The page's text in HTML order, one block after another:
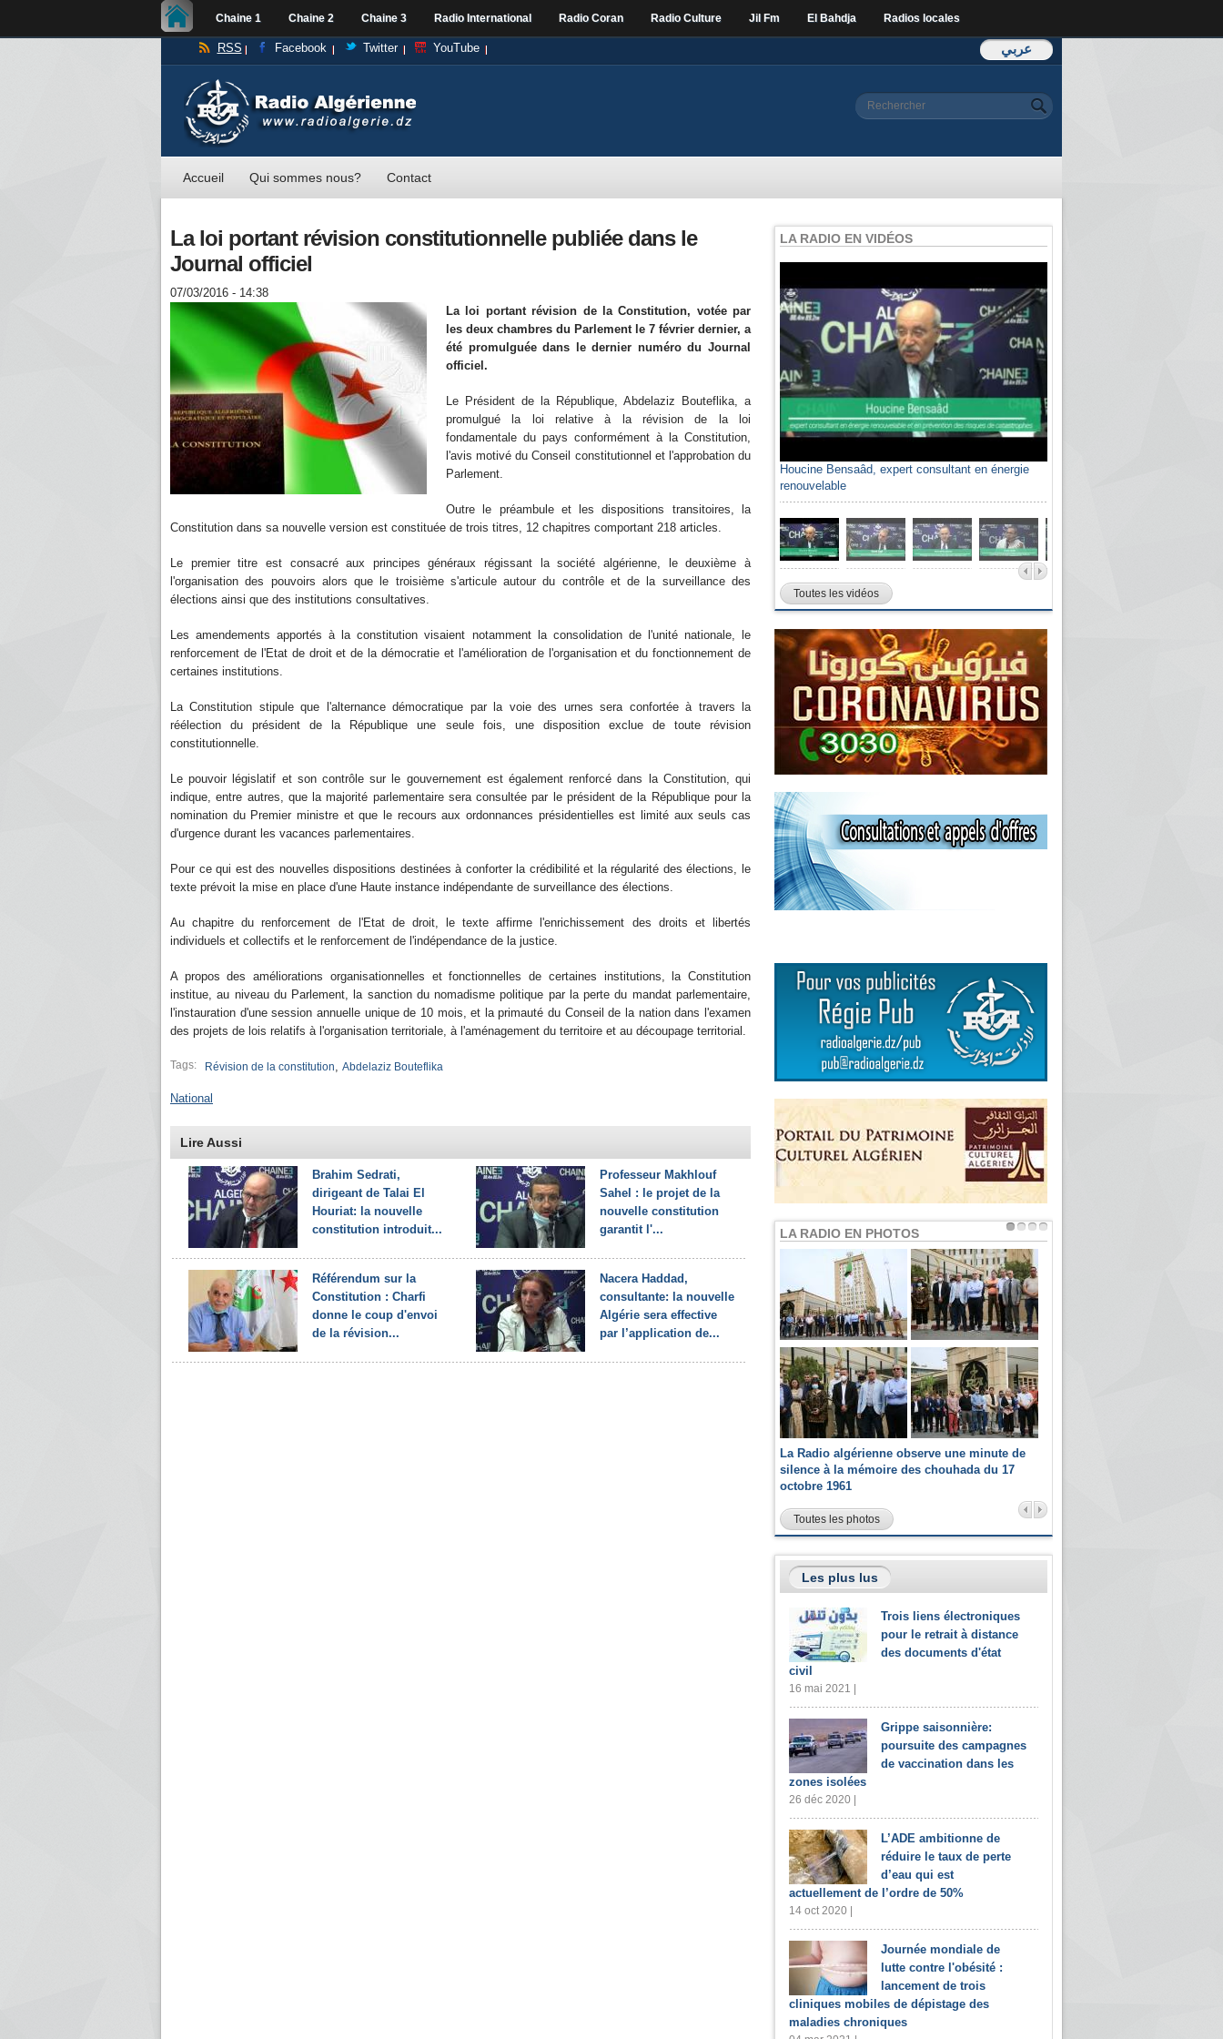
Chaine 1 Chaine 2 Chaine 3 Radio International Radio Coran Radio Culture Jil Fm El Bahdja Radios locales
عربي RSS Facebook Twitter YouTube
Formulaire de
Rechercher
Accueil Qui sommes nous? Contact
La loi portant révision constitutionnelle publiée dans le
Journal officiel
07/03/2016 - 14:38
La loi portant révision de la Constitution, votée par
les deux chambres du Parlement le 7 février dernier, a
été promulguée dans le dernier numéro du Journal
officiel.
Le Président de la République, Abdelaziz Bouteflika, a
promulgué la loi relative à la révision de la loi
fondamentale du pays conformément à la Constitution,
l'avis motivé du Conseil constitutionnel et l'approbation du
Parlement.
Outre le préambule et les dispositions transitoires, la
Constitution dans sa nouvelle version est constituée de trois titres, 12 chapitres comportant 218 articles.
Le premier titre est consacré aux principes généraux régissant la société algérienne, le deuxième à
l'organisation des pouvoirs alors que le troisième s'articule autour du contrôle et de la surveillance des
élections ainsi que des institutions consultatives.
Les amendements apportés à la constitution visaient notamment la consolidation de l'unité nationale, le
renforcement de l'Etat de droit et de la démocratie et l'amélioration de l'organisation et du fonctionnement de
certaines institutions.
La Constitution stipule que l'alternance démocratique par la voie des urnes sera confortée à travers la
réélection du président de la République une seule fois, une disposition exclue de toute révision
constitutionnelle.
Le pouvoir législatif et son contrôle sur le gouvernement est également renforcé dans la Constitution, qui
indique, entre autres, que la majorité parlementaire sera consultée par le président de la République pour la
nomination du Premier ministre et que le recours aux ordonnances présidentielles est limité aux seuls cas
d'urgence durant les vacances parlementaires.
Pour ce qui est des nouvelles dispositions destinées à conforter la crédibilité et la régularité des élections, le
texte prévoit la mise en place d'une Haute instance indépendante de surveillance des élections.
Au chapitre du renforcement de l'Etat de droit, le texte affirme l'enrichissement des droits et libertés
individuels et collectifs et le renforcement de l'indépendance de la justice.
A propos des améliorations organisationnelles et fonctionnelles de certaines institutions, la Constitution
institue, au niveau du Parlement, la sanction du nomadisme politique par la perte du mandat parlementaire,
l'instauration d'une session annuelle unique de 10 mois, et la primauté du Conseil de la nation dans l'examen
des projets de lois relatifs à l'organisation territoriale, à l'aménagement du territoire et au découpage territorial.
Tags: Révision de la constitution, Abdelaziz Bouteflika
National
Lire Aussi
Brahim Sedrati,
dirigeant de Talai El
Houriat: la nouvelle
constitution introduit...
Professeur Makhlouf
Sahel : le projet de la
nouvelle constitution
garantit l'...
Référendum sur la
Constitution : Charfi
donne le coup d'envoi
de la révision...
Nacera Haddad,
consultante: la nouvelle
Algérie sera effective
par l’application de...
LA RADIO EN VIDÉOS
Houcine Bensaâd, expert consultant en énergie
renouvelable
Toutes les vidéos
LA RADIO EN PHOTOS
La Radio algérienne observe une minute de
silence à la mémoire des chouhada du 17
octobre 1961
Toutes les photos
Les plus lus
Trois liens électroniques
pour le retrait à distance
des documents d'état
civil
16 mai 2021 |
Grippe saisonnière:
poursuite des campagnes
de vaccination dans les
zones isolées
26 déc 2020 |
L’ADE ambitionne de
réduire le taux de perte
d’eau qui est
actuellement de l’ordre de 50%
14 oct 2020 |
Journée mondiale de
lutte contre l'obésité :
lancement de trois
cliniques mobiles de dépistage des
maladies chroniques